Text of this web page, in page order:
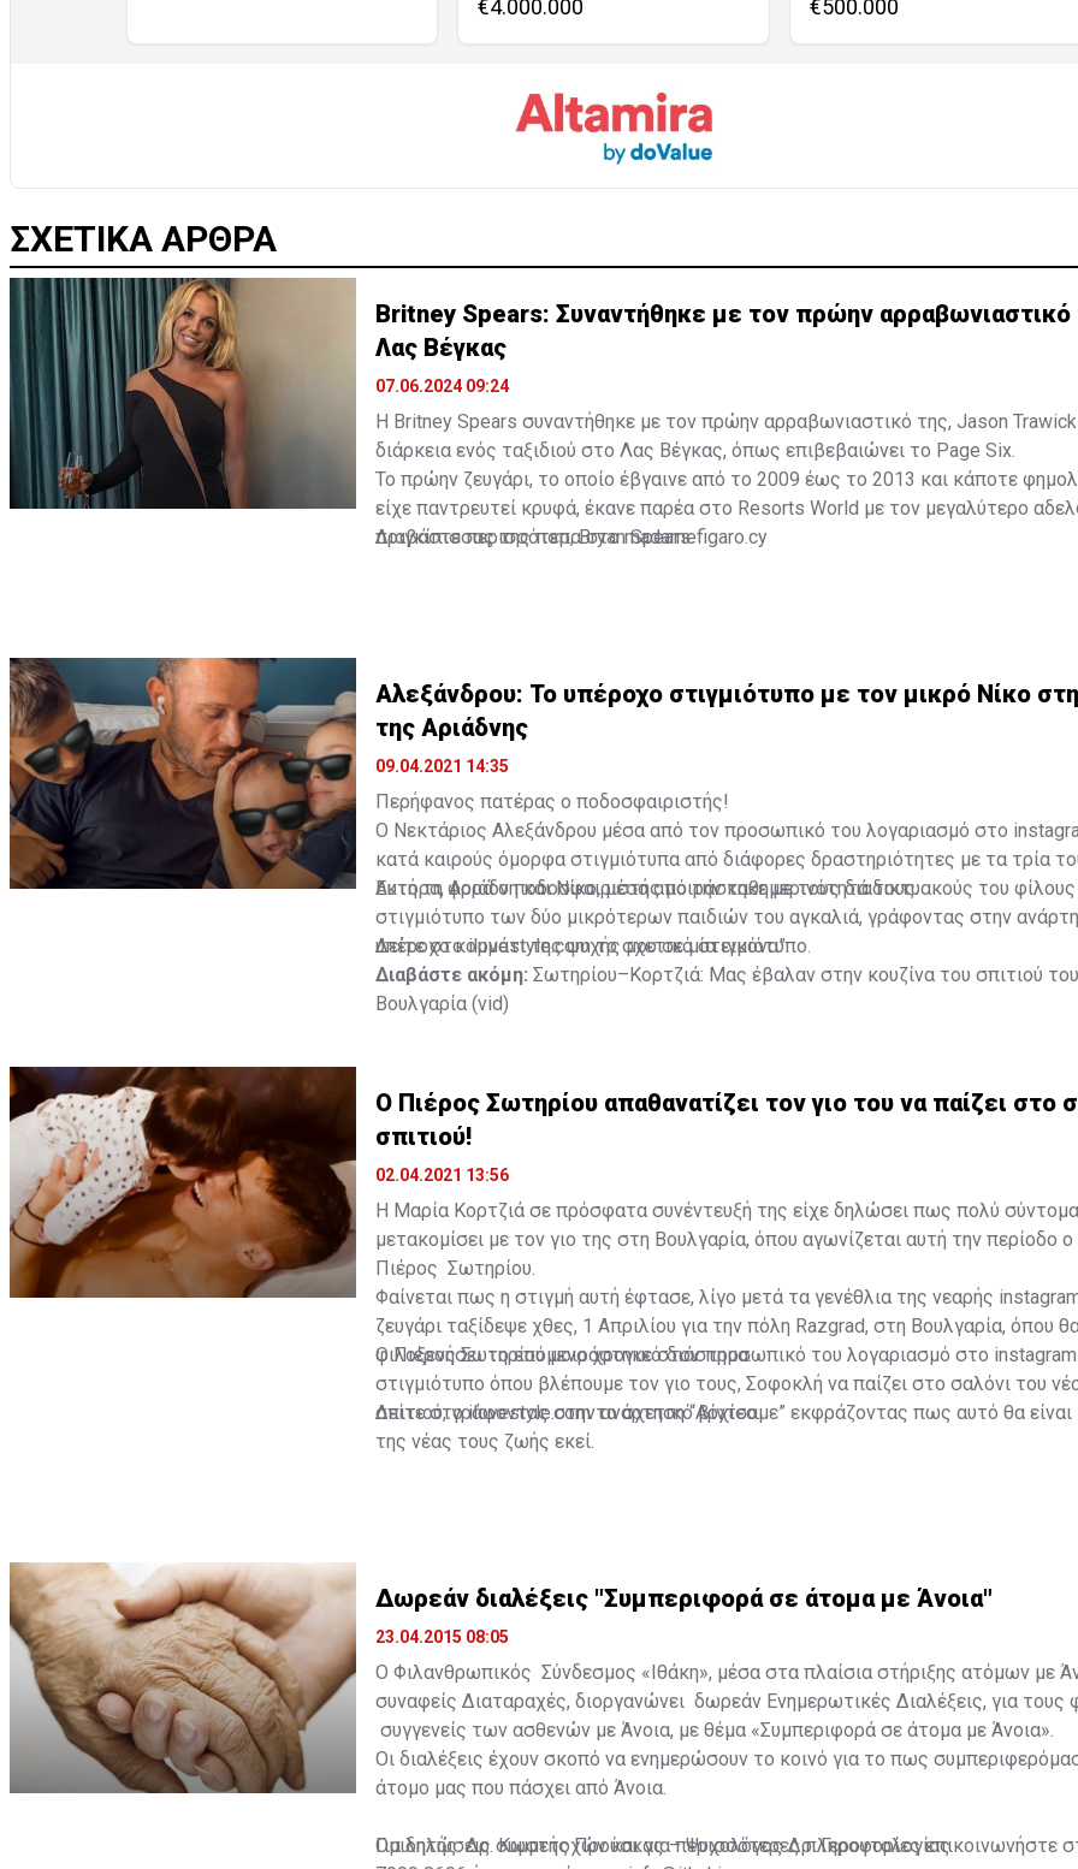
€4.000.000 €500.000
ΣΧΕΤΙΚΑ ΑΡΘΡΑ
Britney Spears: Συναντήθηκε με τον πρώην αρραβωνιαστικό
Λας Βέγκας
07.06.2024 09:24
Η Britney Spears συναντήθηκε με τον πρώην αρραβωνιαστικό της, Jason
διάρκεια ενός ταξιδιού στο Λας Βέγκας, όπως επιβεβαιώνει το Page Six.
Το πρώην ζευγάρι, το οποίο έβγαινε από το 2009 έως το 2013 και κάποτε
είχε παντρευτεί κρυφά, έκανε παρέα στο Resorts World με τον μεγαλύτερο
πριγκίπισσας της ποπ, Bryan Spears.
Διαβάστε περισσότερα στοmadamefigaro.cy
Αλεξάνδρου: Το υπέροχο στιγμιότυπο με τον μικρό Νίκο
της Αριάδνης
09.04.2021 14:35
Περήφανος πατέρας ο ποδοσφαιριστής!
Ο Νεκτάριος Αλεξάνδρου μέσα από τον προσωπικό του λογαριασμό στο
κατά καιρούς όμορφα στιγμιότυπα από διάφορες δραστηριότητες με τα τρία
Έκτορα, Αριάδνη και Νίκο, μέσα από την καθημερινότητά τους.
Αυτή τη φορά ο ποδοσφαιριστής μοιράστηκε με τους διαδικτυακούς του
στιγμιότυπο των δύο μικρότερων παιδιών του αγκαλιά, γράφοντας στην
υπέροχο κομμάτι της ψυχής μου σε μία εικόνα”.
Δείτε στο ilovestyle.com το σχετικό στιγμιότυπο.
Διαβάστε ακόμη: Σωτηρίου–Κορτζιά: Μας έβαλαν στην κουζίνα του σπιτιού
Βουλγαρία (vid)
Ο Πιέρος Σωτηρίου απαθανατίζει τον γιο του να παίζει στο
σπιτιού!
02.04.2021 13:56
Η Μαρία Κορτζιά σε πρόσφατα συνέντευξή της είχε δηλώσει πως πολύ
μετακομίσει με τον γιο της στη Βουλγαρία, όπου αγωνίζεται αυτή την περίοδο ο
Πιέρος Σωτηρίου.
Φαίνεται πως η στιγμή αυτή έφτασε, λίγο μετά τα γενέθλια της νεαρής
ζευγάρι ταξίδεψε χθες, 1 Απριλίου για την πόλη Razgrad, στη Βουλγαρία, όπου
φιλοξενήσει το επόμενο χρονικό διάστημα.
Ο Πιέρος Σωτηρίου μοιράστηκε στον προσωπικό του λογαριασμό στο
στιγμιότυπο όπου βλέπουμε τον γιο τους, Σοφοκλή να παίζει στο σαλόνι του
σπιτιού, γράφοντας στην ανάρτηση “Αρχίσαμε” εκφράζοντας πως αυτό θα είναι
της νέας τους ζωής εκεί.
Δείτε στο ilovestyle.com το σχετικό βίντεο.
Δωρεάν διαλέξεις "Συμπεριφορά σε άτομα με Άνοια"
23.04.2015 08:05
Ο Φιλανθρωπικός Σύνδεσμος «Ιθάκη», μέσα στα πλαίσια στήριξης ατόμων με
συναφείς Διαταραχές, διοργανώνει δωρεάν Ενημερωτικές Διαλέξεις, για τους
συγγενείς των ασθενών με Άνοια, με θέμα «Συμπεριφορά σε άτομα με Άνοια».
Οι διαλέξεις έχουν σκοπό να ενημερώσουν το κοινό για το πως
άτομο μας που πάσχει από Άνοια.
Για δηλώσεις συμμετοχών και για περισσότερες πληροφορίες επικοινωνήστε
Ομιλητής: Δρ. Κωστής Προύσκας – Ψυχολόγος Δρ. Γεροντολογίας